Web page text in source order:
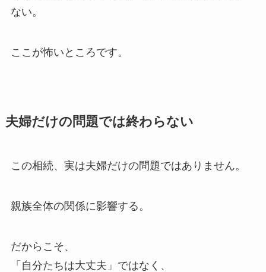
ない。
ここが怖いところです。
夫婦だけの問題では終わらない
この相続、実は夫婦だけの問題ではありません。
親族全体の関係に影響する。
だからこそ、
「自分たちは大丈夫」ではなく、